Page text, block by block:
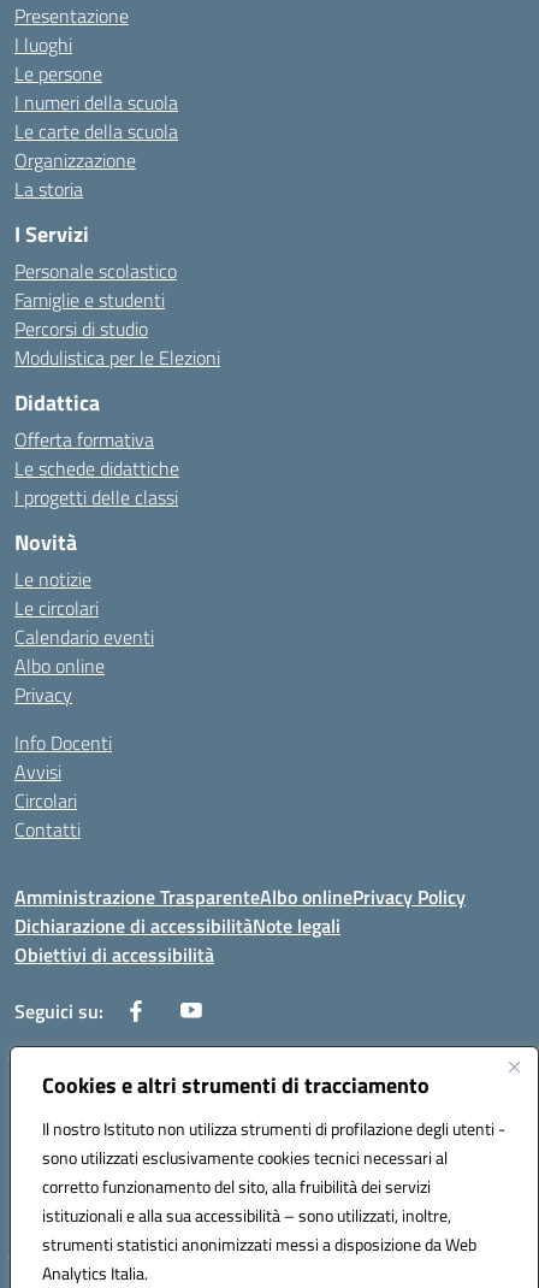
Cookies e altri strumenti di tracciamento
Il nostro Istituto non utilizza strumenti di profilazione degli utenti -
sono utilizzati esclusivamente cookies tecnici necessari al
corretto funzionamento del sito, alla fruibilità dei servizi
istituzionali e alla sua accessibilità – sono utilizzati, inoltre,
strumenti statistici anonimizzati messi a disposizione da Web
Analytics Italia.
Presentazione
I luoghi
Le persone
I numeri della scuola
Le carte della scuola
Organizzazione
La storia
I Servizi
Personale scolastico
Famiglie e studenti
Percorsi di studio
Modulistica per le Elezioni
Didattica
Offerta formativa
Le schede didattiche
I progetti delle classi
Novità
Le notizie
Le circolari
Calendario eventi
Albo online
Privacy
Info Docenti
Avvisi
Circolari
Contatti
Amministrazione TrasparenteAlbo onlinePrivacy Policy
Dichiarazione di accessibilitàNote legali
Obiettivi di accessibilità
Seguici su:
Corso Roma, 1 71100 FOGGIA (FG)
Codice meccanografico: FGPM03000E
Mail: FGPM03000E@istruzione.it - PEC:
FGPM03000E@pec.istruzione.it
Codice fiscale: 80002240713